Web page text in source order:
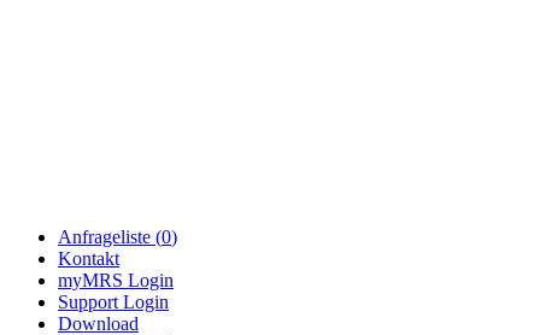
Anfrageliste (0)
Kontakt
myMRS Login
Support Login
Download